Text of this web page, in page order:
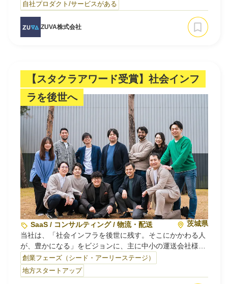
【ZUVA DATA LEAP】
最新のHuman in the Loopプロセスにより、お探しのテー
【Z…
自社プロダクト/サービスがある
ZUVA株式会社
【スタクラアワード受賞】社会インフ
ラを後世へ
SaaS / コンサルティング / 物流・配送
茨城県
当社は、「社会インフラを後世に残す。そこにかかわる人
が、豊かになる」をビジョンに、主に中小の運送会社様向
けに、運送会社の保有する膨大なアナログ資料をデータ化
し、経営状態を可視化する経営支援サービス等を提供して
ます。
創業フェーズ（シード・アーリーステージ）
地方スタートアップ